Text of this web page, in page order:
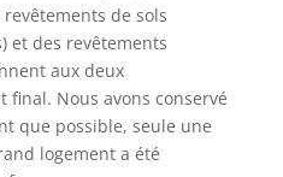
de sols
et des revêtements
aux deux
Nous avons conservé
que possible, seule une
logement a été